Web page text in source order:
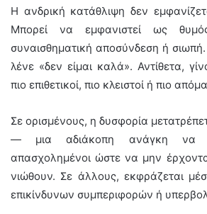
Η ανδρική κατάθλιψη δεν
Μπορεί να εμφανιστεί ως θυμός,
συναισθηματική αποσύνδεση ή
λένε «δεν είμαι καλά». Αντίθετα,
πιο επιθετικοί, πιο κλειστοί ή πιο
Σε ορισμένους, η δυσφορία
— μια αδιάκοπη ανάγκη να
απασχολημένοι ώστε να μην
νιώθουν. Σε άλλους, εκφράζεται
επικίνδυνων συμπεριφορών ή